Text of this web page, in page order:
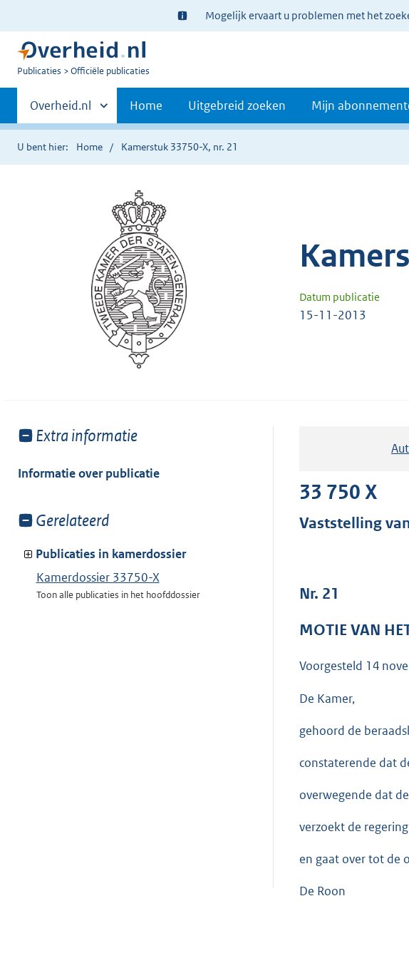
Ter
informatie:
Mogelijk ervaart u problemen met het
U
Publicaties Officiële publicaties
Primaire
navigatie
Andere
sites
binnen
Overheid.nl Home Uitgebreid zoeken Mijn
U bent hier: Home Kamerstuk 33750-X, nr. 21
Datum publicatie
15-11-2013
Toon
van:
Extra informatie
Informatie over publicatie
Toon
van:
Gerelateerd
Publicaties in kamerdossier
Kamerdossier 33750-X
Toon alle publicaties in het hoofddossier
33 750 X
Vaststelling
Nr. 21
MOTIE VAN
Voorgesteld 14
De Kamer,
gehoord de
constaterende dat
overwegende dat
verzoekt de
en gaat over tot de
De Roon